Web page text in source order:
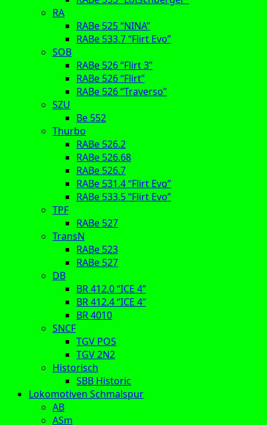
RA
RABe 525 “NINA”
RABe 533.7 “Flirt Evo”
SOB
RABe 526 “Flirt 3”
RABe 526 “Flirt”
RABe 526 “Traverso”
SZU
Be 552
Thurbo
RABe 526.2
RABe 526.68
RABe 526.7
RABe 531.4 “Flirt Evo”
RABe 533.5 “Flirt Evo”
TPF
RABe 527
TransN
RABe 523
RABe 527
DB
BR 412.0 “ICE 4”
BR 412.4 “ICE 4”
BR 4010
SNCF
TGV POS
TGV 2N2
Historisch
SBB Historic
Lokomotiven Schmalspur
AB
ASm